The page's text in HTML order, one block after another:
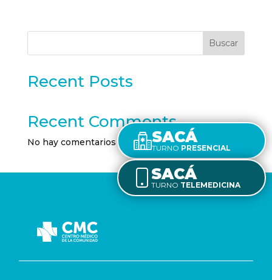
Buscar
Recent Posts
Recent Comments
No hay comentarios que mostrar.SACÁ
TURNO PRESENCIAL
SACÁ
TURNO TELEMEDICINA